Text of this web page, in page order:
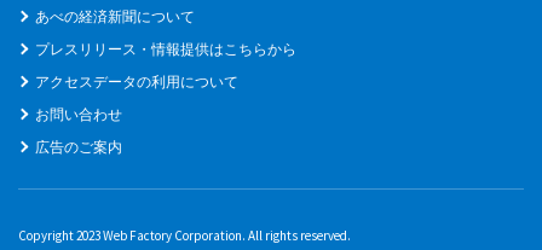
あべの経済新聞について
プレスリリース・情報提供はこちらから
アクセスデータの利用について
お問い合わせ
広告のご案内
Copyright 2023 Web Factory Corporation. All rights reserved.